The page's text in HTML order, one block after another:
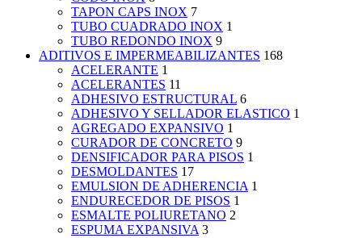
TAPON CAPS INOX 7
TUBO CUADRADO INOX 1
TUBO REDONDO INOX 9
ADITIVOS E IMPERMEABILIZANTES 168
ACELERANTE 1
ACELERANTES 11
ADHESIVO ESTRUCTURAL 6
ADHESIVO Y SELLADOR ELASTICO 1
AGREGADO EXPANSIVO 1
CURADOR DE CONCRETO 9
DENSIFICADOR PARA PISOS 1
DESMOLDANTES 17
EMULSION DE ADHERENCIA 1
ENDURECEDOR DE PISOS 1
ESMALTE POLIURETANO 2
ESPUMA EXPANSIVA 3